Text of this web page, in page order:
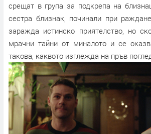
срещат в група за подкрепа на
сестра близнак, починали при
заражда истинско приятелство, но
мрачни тайни от миналото и се
такова, каквото изглежда на пръв